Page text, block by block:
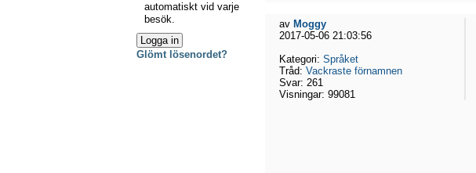
av Moggy
2017-05-06 21:03:56
Kategori: Språket
Tråd: Vackraste förnamnen
Svar: 261
Visningar: 99081
automatiskt vid varje
besök.
Glömt lösenordet?